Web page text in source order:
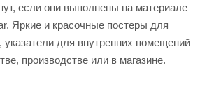
если они выполнены на материале
Яркие и красочные постеры для
для внутренних помещений
производстве или в магазине.